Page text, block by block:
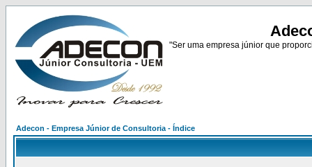
"Ser uma empresa júnior que
Adecon - Empresa Júnior de Consultoria - Índice